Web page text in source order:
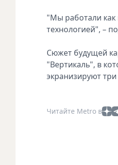
"Мы работали как
технологией", –
Сюжет будущей
"Вертикаль", в
экранизируют
Читайте Metro в